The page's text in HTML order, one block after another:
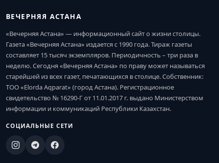
ВЕЧЕРНЯЯ АСТАНА
«Вечерняя Астана» — информационный сайт о жизни столицы.
Газета «Вечерняя Астана» издается с 1990 года. Тираж газеты
составляет 15 тысяч экземпляров. Периодичность – три раза в
неделю. Сегодня «Вечерняя Астана» по праву может называться
старейшей из всех газет, печатающихся в столице. Собственник:
ТОО «Elorda Aqparat» (город Астана). Регистрационное
свидетельство № 16290-Г от 11.01.2017 г. выдано Министерством
информации и коммуникаций Республики Казахстан.
СОЦИАЛЬНЫЕ СЕТИ